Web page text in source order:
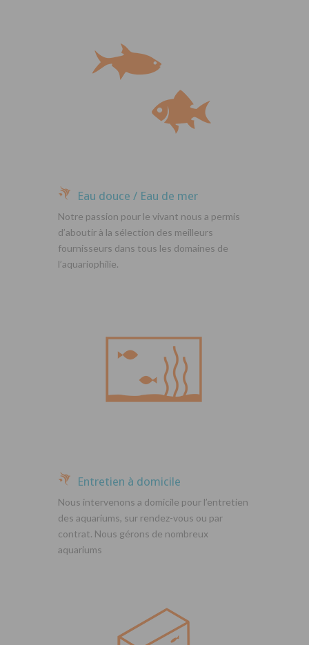
Eau douce / Eau de mer
Notre passion pour le vivant nous a permis
d’aboutir à la sélection des meilleurs
fournisseurs dans tous les domaines de
l’aquariophilie.
Entretien à domicile
Nous intervenons a domicile pour l’entretien
des aquariums, sur rendez-vous ou par
contrat. Nous gérons de nombreux
aquariums